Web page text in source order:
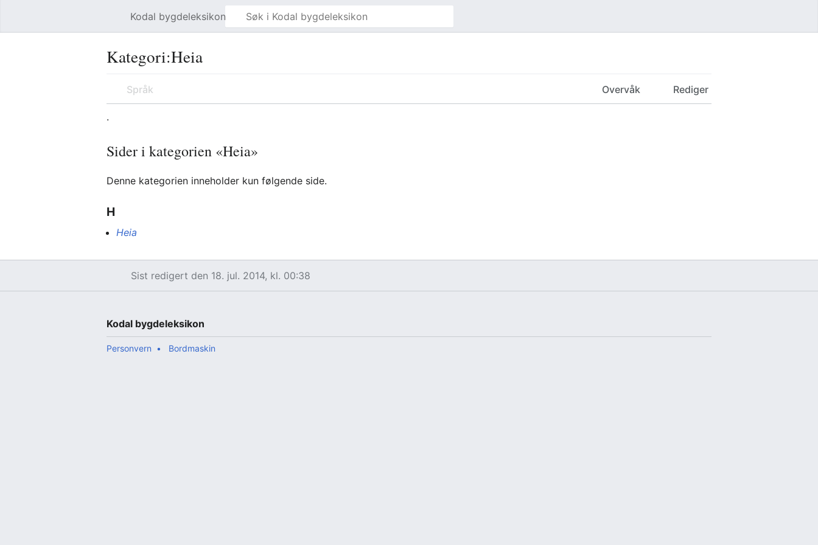
Kodal bygdeleksikon
Kategori:Heia
Språk Overvåk Rediger
.
Sider i kategorien «Heia»
Denne kategorien inneholder kun følgende side.
H
Heia
Sist redigert den 18. jul. 2014, kl. 00:38
Kodal bygdeleksikon
Personvern Bordmaskin